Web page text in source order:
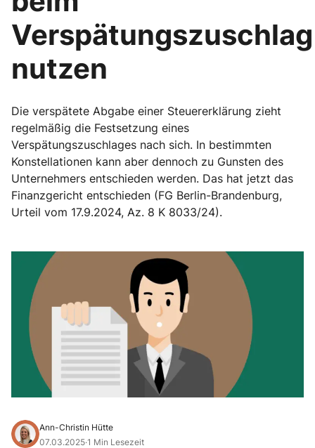
Verspätungszuschlag
nutzen
Die verspätete Abgabe einer Steuererklärung zieht
regelmäßig die Festsetzung eines
Verspätungszuschlages nach sich. In bestimmten
Konstellationen kann aber dennoch zu Gunsten des
Unternehmers entschieden werden. Das hat jetzt das
Finanzgericht entschieden (FG Berlin-Brandenburg,
Urteil vom 17.9.2024, Az. 8 K 8033/24).
Ann-Christin Hütte
07.03.2025·1 Min Lesezeit